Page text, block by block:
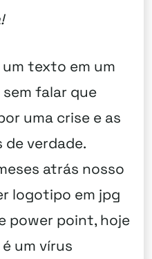
texto em um
falar que
uma crise e as
verdade.
atrás nosso
logotipo em jpg
power point, hoje
um vírus